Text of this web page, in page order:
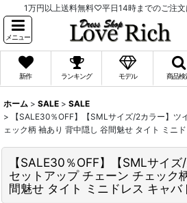
1万円以上送料無料♡平日14時までのご注
メニュー
新作 ランキング モデル 商品検
ホーム > SALE > SALE
>
【SALE30％OFF】【SMLサイズ/2カラー】ツ
ェック柄 袖あり 背中隠し 谷間魅せ タイト ミニ
【SALE30％OFF】【SMLサイ
セットアップ チェーン チェック
間魅せ タイト ミニドレス キャバ